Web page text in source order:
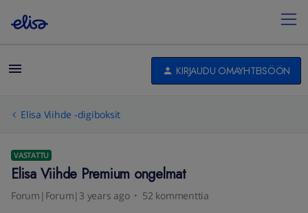
KIRJAUDU OMAYHTEISÖÖN
Elisa Viihde -digiboksit
VASTATTU
Elisa Viihde Premium ongelmat
Forum|Forum|3 years ago 52 kommenttia